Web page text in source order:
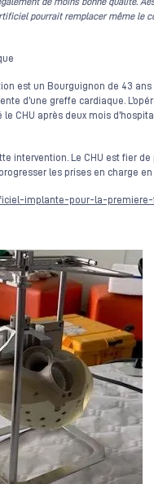
pourrait remplacer même le
est un Bourguignon de 43
d’une greffe cardiaque.
CHU après deux mois
intervention. Le CHU est fier
les prises en charge en
implante-pour-la-